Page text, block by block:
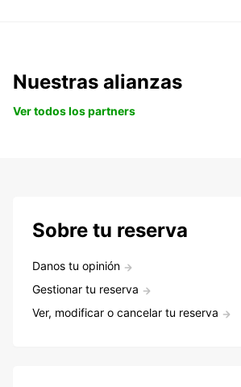
Nuestras alianzas
Ver todos los partners
Sobre tu reserva
Danos tu opinión
Gestionar tu reserva
Ver, modificar o cancelar tu reserva